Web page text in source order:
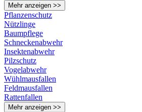
Mehr anzeigen >>
Pflanzenschutz
Nützlinge
Baumpflege
Schneckenabwehr
Insektenabwehr
Pilzschutz
Vogelabwehr
Wühlmausfallen
Feldmausfallen
Rattenfallen
Mehr anzeigen >>